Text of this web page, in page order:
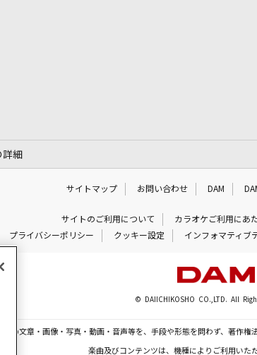
詳細
サイトマップ お問い合わせ DAM
サイトのご利用について カラオケご利用にあ
プライバシーポリシー クッキー設定 インフォマティブ
© DAIICHIKOSHO CO.,LTD. All
切の文章・画像・写真・動画・音声等を、手段や形態を問わず、著作
楽曲及びコンテンツは、機種によりご利用いた